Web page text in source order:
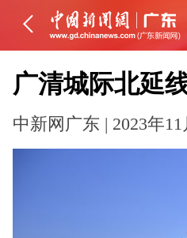
广清城际北延
中新网广东 | 2023年